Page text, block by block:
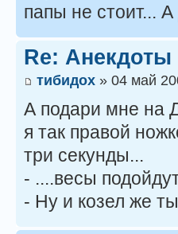
папы не стоит...
Re: Анекдоты
тибидох » 04 май
А подари мне на
я так правой
три секунды...
- ....весы
- Ну и козел же